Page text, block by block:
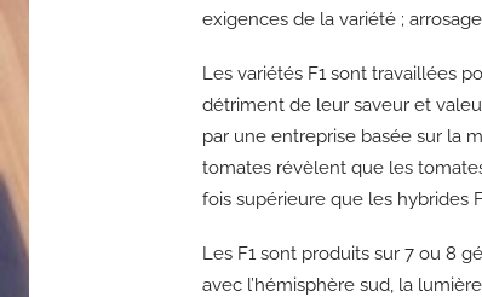
exigences de la variété ;
Les variétés F1 sont travaillées
détriment de leur saveur et
par une entreprise basée sur la
tomates révèlent que les
fois supérieure que les hybrides
Les F1 sont produits sur 7 ou 8
avec l’hémisphère sud, la